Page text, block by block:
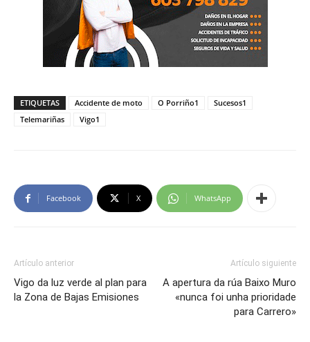
ETIQUETAS Accidente de moto O Porriño1
Sucesos1
Telemariñas
Vigo1
Facebook X WhatsApp
Artículo anterior
Vigo da luz verde al plan para
la Zona de Bajas Emisiones
Artículo siguiente
A apertura da rúa Baixo Muro
«nunca foi unha prioridade
para Carrero»